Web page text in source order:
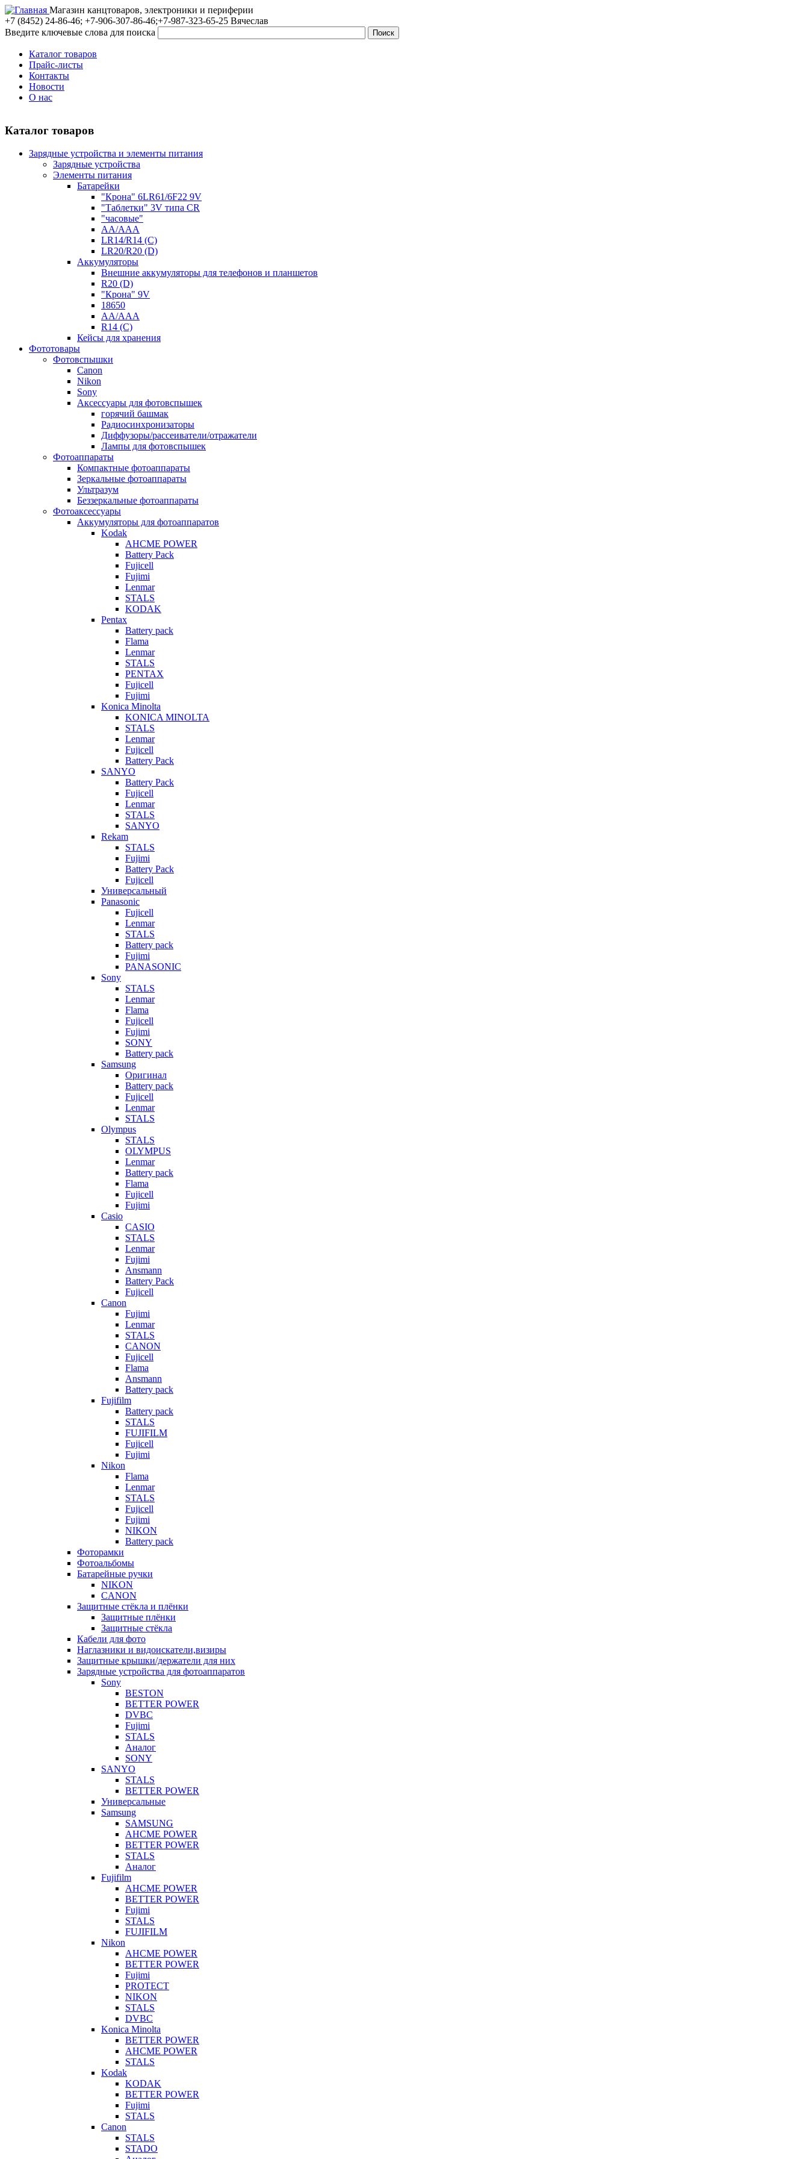
Магазин канцтоваров, электроники и периферии
+7 (8452) 24-86-46; +7-906-307-86-46;+7-987-323-65-25 Вячеслав
Введите ключевые слова для поиска
Каталог товаров
Прайс-листы
Контакты
Новости
О нас
Каталог товаров
Зарядные устройства и элементы питания
Зарядные устройства
Элементы питания
Батарейки
"Крона" 6LR61/6F22 9V
"Таблетки" 3V типа CR
"часовые"
AA/AAA
LR14/R14 (C)
LR20/R20 (D)
Аккумуляторы
Внешние аккумуляторы для телефонов и планшетов
R20 (D)
"Крона" 9V
18650
AA/AAA
R14 (C)
Кейсы для хранения
Фототовары
Фотовспышки
Canon
Nikon
Sony
Аксессуары для фотовспышек
горячий башмак
Радиосинхронизаторы
Диффузоры/рассеиватели/отражатели
Лампы для фотовспышек
Фотоаппараты
Компактные фотоаппараты
Зеркальные фотоаппараты
Ультразум
Беззеркальные фотоаппараты
Фотоаксессуары
Аккумуляторы для фотоаппаратов
Kodak
AHCME POWER
Battery Pack
Fujicell
Fujimi
Lenmar
STALS
KODAK
Pentax
Battery pack
Flama
Lenmar
STALS
PENTAX
Fujicell
Fujimi
Konica Minolta
KONICA MINOLTA
STALS
Lenmar
Fujicell
Battery Pack
SANYO
Battery Pack
Fujicell
Lenmar
STALS
SANYO
Rekam
STALS
Fujimi
Battery Pack
Fujicell
Универсальный
Panasonic
Fujicell
Lenmar
STALS
Battery pack
Fujimi
PANASONIC
Sony
STALS
Lenmar
Flama
Fujicell
Fujimi
SONY
Battery pack
Samsung
Оригинал
Battery pack
Fujicell
Lenmar
STALS
Olympus
STALS
OLYMPUS
Lenmar
Battery pack
Flama
Fujicell
Fujimi
Casio
CASIO
STALS
Lenmar
Fujimi
Ansmann
Battery Pack
Fujicell
Canon
Fujimi
Lenmar
STALS
CANON
Fujicell
Flama
Ansmann
Battery pack
Fujifilm
Battery pack
STALS
FUJIFILM
Fujicell
Fujimi
Nikon
Flama
Lenmar
STALS
Fujicell
Fujimi
NIKON
Battery pack
Фоторамки
Фотоальбомы
Батарейные ручки
NIKON
CANON
Защитные стёкла и плёнки
Защитные плёнки
Защитные стёкла
Кабели для фото
Наглазники и видоискатели,визиры
Защитные крышки/держатели для них
Зарядные устройства для фотоаппаратов
Sony
BESTON
BETTER POWER
DVBC
Fujimi
STALS
Аналог
SONY
SANYO
STALS
BETTER POWER
Универсальные
Samsung
SAMSUNG
AHCME POWER
BETTER POWER
STALS
Аналог
Fujifilm
AHCME POWER
BETTER POWER
Fujimi
STALS
FUJIFILM
Nikon
AHCME POWER
BETTER POWER
Fujimi
PROTECT
NIKON
STALS
DVBC
Konica Minolta
BETTER POWER
AHCME POWER
STALS
Kodak
KODAK
BETTER POWER
Fujimi
STALS
Canon
STALS
STADO